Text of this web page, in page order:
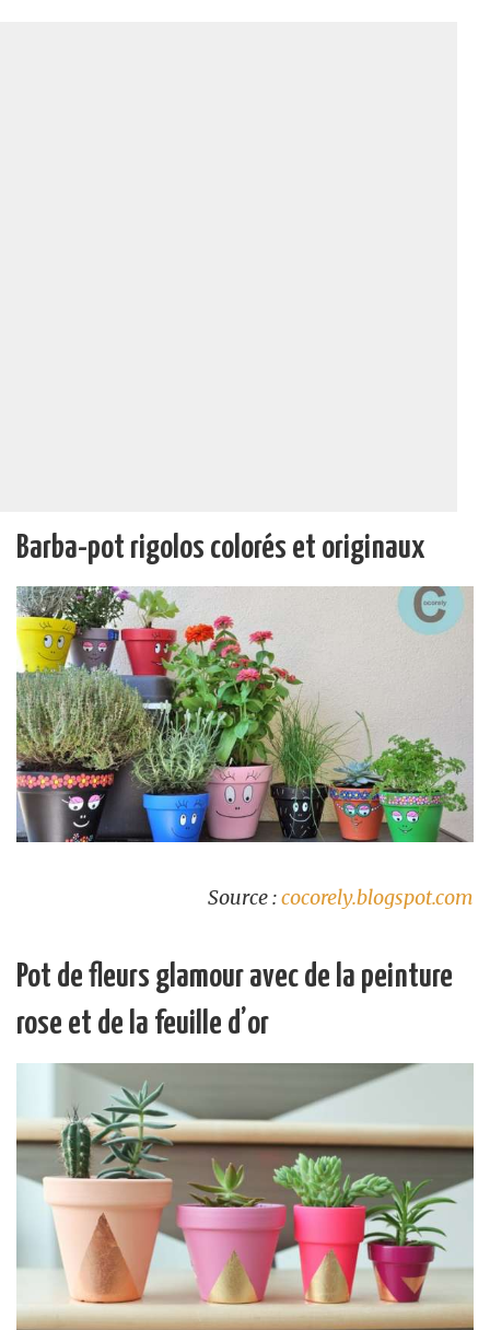
Barba-pot rigolos colorés et originaux
Source :cocorely.blogspot.com
Pot de fleurs glamour avec de la peinture
rose et de la feuille d’or